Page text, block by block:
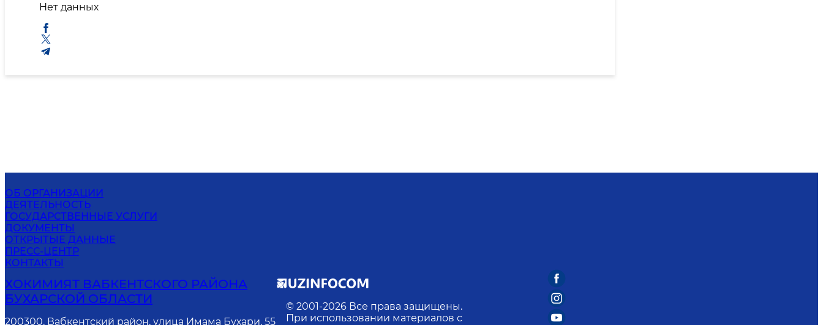
Нет данных
ОБ ОРГАНИЗАЦИИ
ДЕЯТЕЛЬНОСТЬ
ГОСУДАРСТВЕННЫЕ УСЛУГИ
ДОКУМЕНТЫ
ОТКРЫТЫЕ ДАННЫЕ
ПРЕСС-ЦЕНТР
КОНТАКТЫ
ХОКИМИЯТ ВАБКЕНТСКОГО РАЙОНА
БУХАРСКОЙ ОБЛАСТИ
200300, Вабкентский район, улица Имама Бухари, 55
© 2001-2026 Все права защищены.
При использовании материалов с